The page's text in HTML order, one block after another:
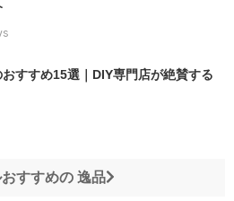
すすめ15選｜DIY専門店が絶賛する
すすめの 逸品